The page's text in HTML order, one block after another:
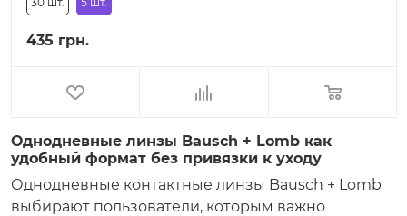
435 грн.
Однодневные линзы Bausch + Lomb как
удобный формат без привязки к уходу
Однодневные контактные линзы Bausch + Lomb
выбирают пользователи, которым важно